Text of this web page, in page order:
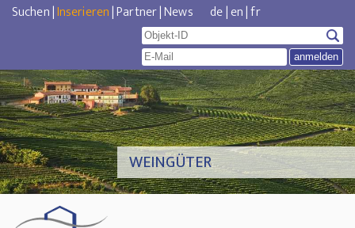
Suchen|Inserieren|Partner|News de|en|fr
WEINGÜTER